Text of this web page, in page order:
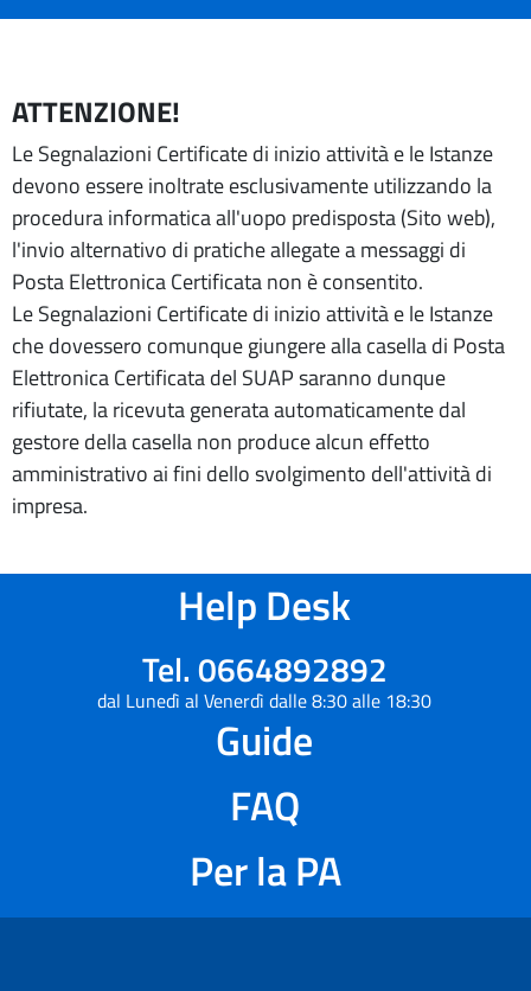
ATTENZIONE!
Le Segnalazioni Certificate di inizio attività e le Istanze
devono essere inoltrate esclusivamente utilizzando la
procedura informatica all'uopo predisposta (Sito web),
l'invio alternativo di pratiche allegate a messaggi di
Posta Elettronica Certificata non è consentito.
Le Segnalazioni Certificate di inizio attività e le Istanze
che dovessero comunque giungere alla casella di Posta
Elettronica Certificata del SUAP saranno dunque
rifiutate, la ricevuta generata automaticamente dal
gestore della casella non produce alcun effetto
amministrativo ai fini dello svolgimento dell'attività di
impresa.
Help Desk
Tel. 0664892892
dal Lunedì al Venerdì dalle 8:30 alle 18:30
Guide
FAQ
Per la PA